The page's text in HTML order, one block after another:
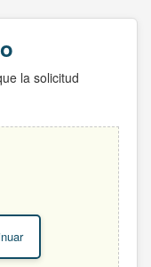
la solicitud